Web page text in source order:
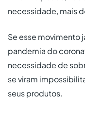
necessidade, mais
Se esse movimento
pandemia do
necessidade de
se viram
seus produtos.